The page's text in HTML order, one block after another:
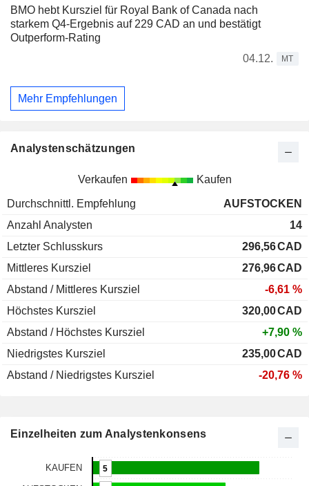
BMO hebt Kursziel für Royal Bank of Canada nach
starkem Q4-Ergebnis auf 229 CAD an und bestätigt
Outperform-Rating
04.12.
MT
Mehr Empfehlungen
Analystenschätzungen
Verkaufen Kaufen
Durchschnittl. Empfehlung
AUFSTOCKEN
Anzahl Analysten
14
Letzter Schlusskurs
296,56CAD
Mittleres Kursziel
276,96CAD
Abstand / Mittleres Kursziel
-6,61 %
Höchstes Kursziel
320,00CAD
Abstand / Höchstes Kursziel
+7,90 %
Niedrigstes Kursziel
235,00CAD
Abstand / Niedrigstes Kursziel
-20,76 %
Einzelheiten zum Analystenkonsens